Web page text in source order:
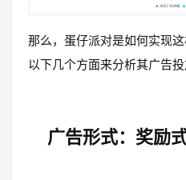
那么，蛋仔派对是如何实现
以下几个方面来分析其广告投
广告形式：奖励